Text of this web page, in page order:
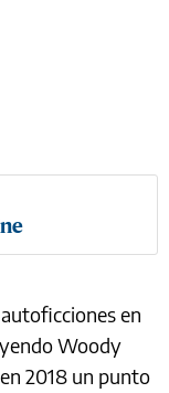
en
Woody
2018 un punto